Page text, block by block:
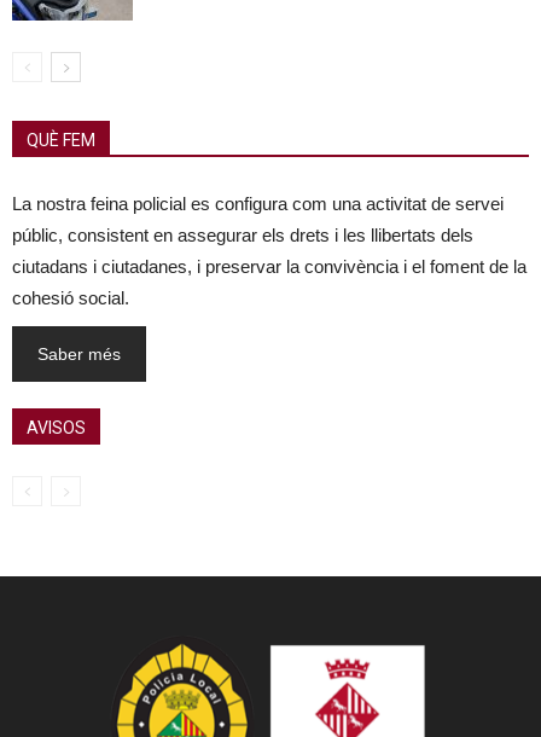
QUÈ FEM
La nostra feina policial es configura com una activitat de servei
públic, consistent en assegurar els drets i les llibertats dels
ciutadans i ciutadanes, i preservar la convivència i el foment de la
cohesió social.
Saber més
AVISOS